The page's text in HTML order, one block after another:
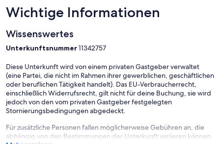
Wichtige Informationen
Wissenswertes
Unterkunftsnummer11342757
Diese Unterkunft wird von einem privaten Gastgeber verwaltet
(eine Partei, die nicht im Rahmen ihrer gewerblichen, geschäftlichen
oder beruflichen Tätigkeit handelt). Das EU-Verbraucherrecht,
einschließlich Widerrufsrecht, gilt nicht für deine Buchung, sie wird
jedoch von den vom privaten Gastgeber festgelegten
Stornierungsbedingungen abgedeckt.
Für zusätzliche Personen fallen möglicherweise Gebühren an, die
abhängig von den Bestimmungen der Unterkunft variieren können.